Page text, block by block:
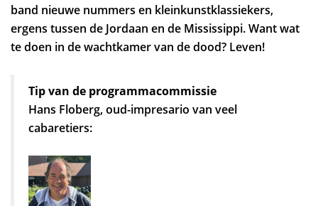
band nieuwe nummers en kleinkunstklassiekers,
ergens tussen de Jordaan en de Mississippi. Want wat
te doen in de wachtkamer van de dood? Leven!
Tip van de programmacommissie
Hans Floberg, oud-impresario van veel
cabaretiers: